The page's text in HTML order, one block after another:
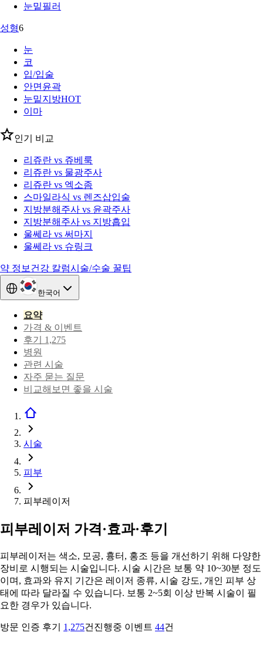
눈밑필러
성형6
눈
코
입/입술
안면윤곽
눈밑지방HOT
이마
인기 비교
리쥬란 vs 쥬베룩
리쥬란 vs 물광주사
리쥬란 vs 엑소좀
스마일라식 vs 렌즈삽입술
지방분해주사 vs 윤곽주사
지방분해주사 vs 지방흡입
울쎄라 vs 써마지
울쎄라 vs 슈링크
약 정보 건강 칼럼시술/수술 꿀팁
한국어
요약
가격 & 이벤트
후기 1,275
병원
관련 시술
자주 묻는 질문
비교해보면 좋을 시술
시술
피부
피부레이저
피부레이저 가격·효과·후기
피부레이저는 색소, 모공, 흉터, 홍조 등을 개선하기 위해 다양한
장비로 시행되는 시술입니다. 시술 시간은 보통 약 10~30분 정도
이며, 효과와 유지 기간은 레이저 종류, 시술 강도, 개인 피부 상
태에 따라 달라질 수 있습니다. 보통 2~5회 이상 반복 시술이 필
요한 경우가 있습니다.
방문 인증 후기 1,275건 진행중 이벤트 44건